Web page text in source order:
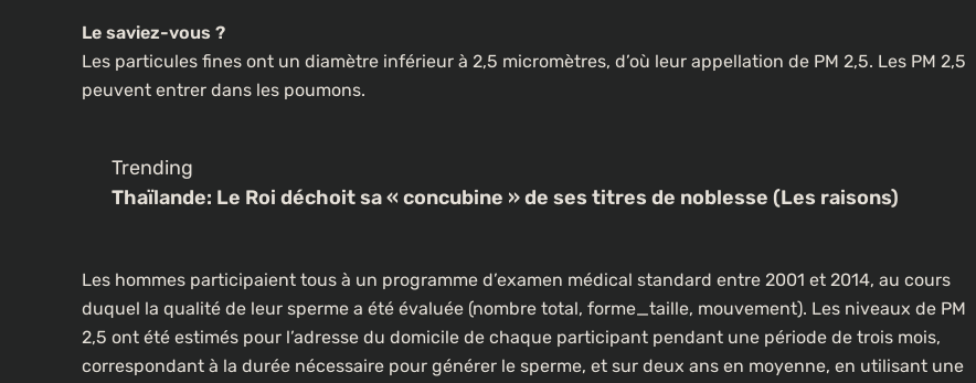
Le saviez-vous ?
Les particules fines ont un diamètre inférieur à 2,5 micromètres, d’où leur appellation de PM 2,5. Les PM 2,5
peuvent entrer dans les poumons.
Trending
Thaïlande: Le Roi déchoit sa « concubine » de ses titres de noblesse (Les raisons)
Les hommes participaient tous à un programme d’examen médical standard entre 2001 et 2014, au cours
duquel la qualité de leur sperme a été évaluée (nombre total, forme_taille, mouvement). Les niveaux de PM
2,5 ont été estimés pour l’adresse du domicile de chaque participant pendant une période de trois mois,
correspondant à la durée nécessaire pour générer le sperme, et sur deux ans en moyenne, en utilisant une